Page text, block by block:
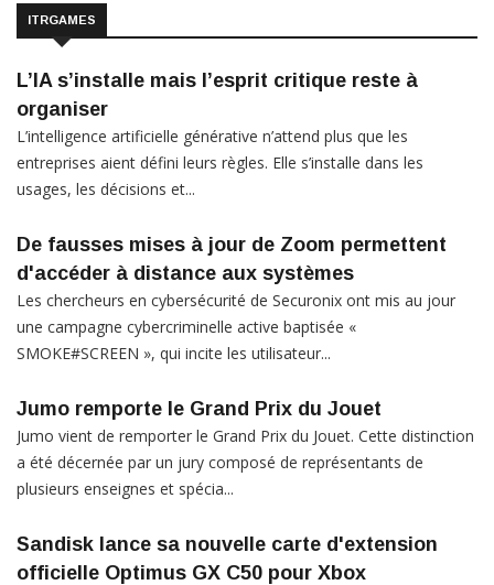
ITRGAMES
L’IA s’installe mais l’esprit critique reste à
organiser
L’intelligence artificielle générative n’attend plus que les
entreprises aient défini leurs règles. Elle s’installe dans les
usages, les décisions et...
De fausses mises à jour de Zoom permettent
d'accéder à distance aux systèmes
Les chercheurs en cybersécurité de Securonix ont mis au jour
une campagne cybercriminelle active baptisée «
SMOKE#SCREEN », qui incite les utilisateur...
Jumo remporte le Grand Prix du Jouet
Jumo vient de remporter le Grand Prix du Jouet. Cette distinction
a été décernée par un jury composé de représentants de
plusieurs enseignes et spécia...
Sandisk lance sa nouvelle carte d'extension
officielle Optimus GX C50 pour Xbox